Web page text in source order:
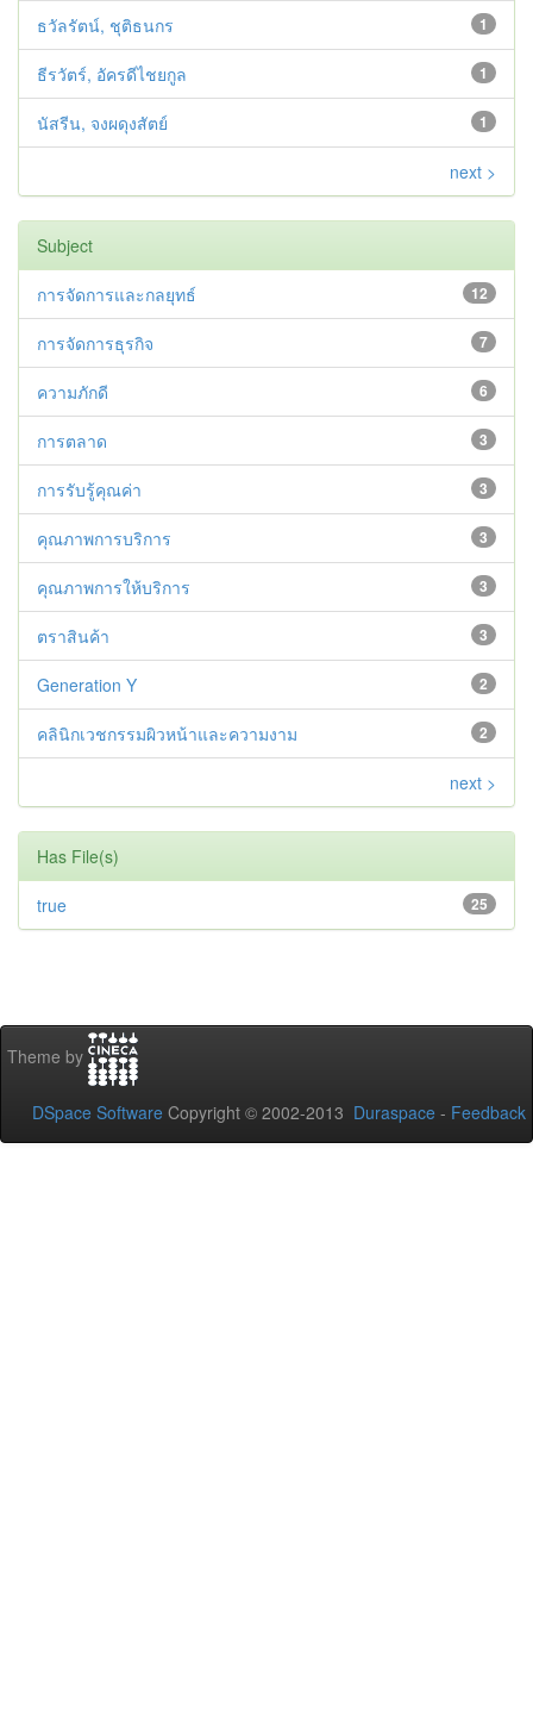
1
ธวัลรัตน์, ชุติธนกร
1
ธีรวัตร์, อัครดีไชยกูล
1
นัสรีน, จงผดุงสัตย์
next >
Subject
12
การจัดการและกลยุทธ์
7
การจัดการธุรกิจ
6
ความภักดี
3
การตลาด
3
การรับรู้คุณค่า
3
คุณภาพการบริการ
3
คุณภาพการให้บริการ
3
ตราสินค้า
2
Generation Y
2
คลินิกเวชกรรมผิวหน้าและความงาม
next >
Has File(s)
25
true
Theme by
DSpace Software Copyright © 2002-2013 Duraspace - Feedback